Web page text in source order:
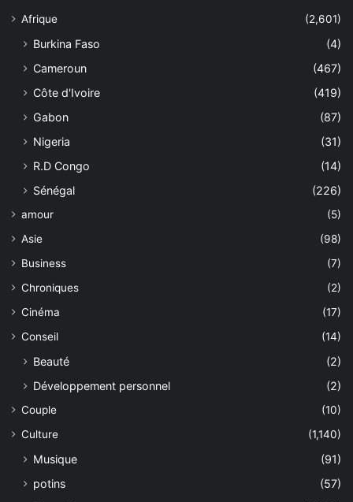
Afrique
(2,601)
Burkina Faso
(4)
Cameroun
(467)
Côte d'Ivoire
(419)
Gabon
(87)
Nigeria
(31)
R.D Congo
(14)
Sénégal
(226)
amour
(5)
Asie
(98)
Business
(7)
Chroniques
(2)
Cinéma
(17)
Conseil
(14)
Beauté
(2)
Développement personnel
(2)
Couple
(10)
Culture
(1,140)
Musique
(91)
potins
(57)